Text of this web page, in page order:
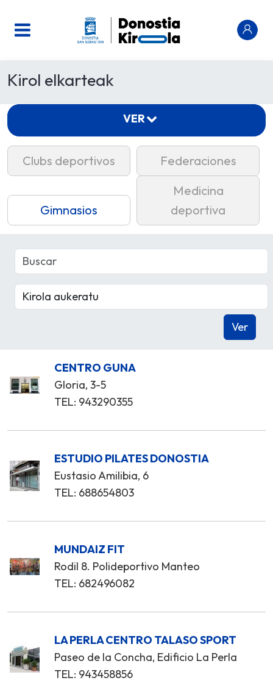
Kirol elkarteak
Clubs deportivos Federaciones
Gimnasios
Medicina
deportiva
CENTRO GUNA
Gloria, 3-5
TEL: 943290355
ESTUDIO PILATES DONOSTIA
Eustasio Amilibia, 6
TEL: 688654803
MUNDAIZ FIT
Rodil 8. Polideportivo Manteo
TEL: 682496082
LA PERLA CENTRO TALASO SPORT
Paseo de la Concha, Edificio La Perla
TEL: 943458856
VER